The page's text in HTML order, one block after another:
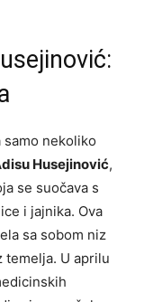
nekoliko
Husejinović,
se suočava s
i jajnika. Ova
sa sobom niz
U aprilu